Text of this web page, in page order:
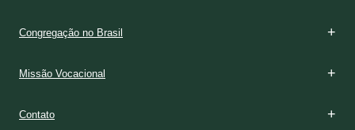
Congregação no Brasil
Missão Vocacional
Contato